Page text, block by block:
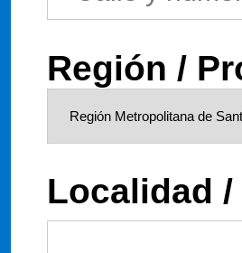
Región /
Localidad